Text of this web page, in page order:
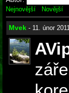
Nejnovější Novější
Mvek - 11. únor